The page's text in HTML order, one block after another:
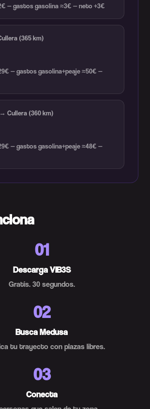
— gastos gasolina ≈3€ — neto +3€
(365 km)
— gastos gasolina+peaje ≈50€ —
Cullera (360 km)
— gastos gasolina+peaje ≈48€ —
01
Descarga VIB3S
Gratis. 30 segundos.
02
Busca Medusa
tu trayecto con plazas libres.
03
Conecta